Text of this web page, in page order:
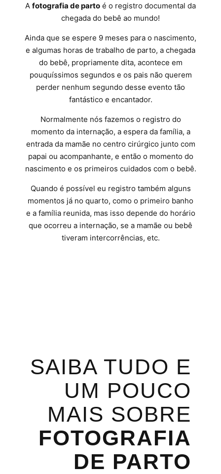
A fotografia de parto é o registro documental da
chegada do bebê ao mundo!
Ainda que se espere 9 meses para o nascimento,
e algumas horas de trabalho de parto, a chegada
do bebê, propriamente dita, acontece em
pouquíssimos segundos e os pais não querem
perder nenhum segundo desse evento tão
fantástico e encantador.
Normalmente nós fazemos o registro do
momento da internação, a espera da família, a
entrada da mamãe no centro cirúrgico junto com
papai ou acompanhante, e então o momento do
nascimento e os primeiros cuidados com o bebê.
Quando é possível eu registro também alguns
momentos já no quarto, como o primeiro banho
e a família reunida, mas isso depende do horário
que ocorreu a internação, se a mamãe ou bebê
tiveram intercorrências, etc.
SAIBA TUDO E
UM POUCO
MAIS SOBRE
FOTOGRAFIA
DE PARTO